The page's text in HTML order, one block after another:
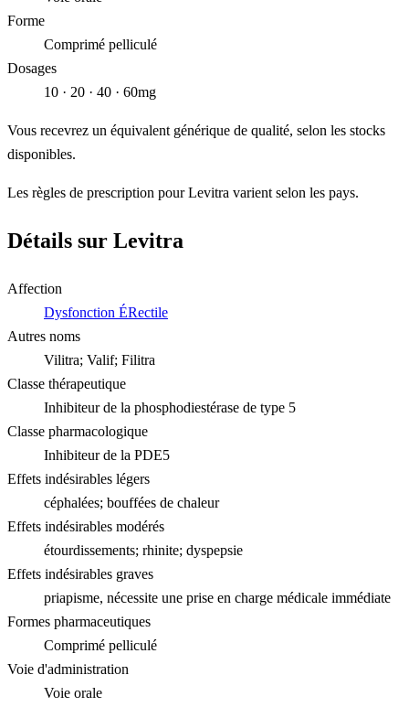
Forme
Comprimé pelliculé
Dosages
10 · 20 · 40 · 60mg
Vous recevrez un équivalent générique de qualité, selon les stocks
disponibles.
Les règles de prescription pour Levitra varient selon les pays.
Détails sur Levitra
Affection
Dysfonction ÉRectile
Autres noms
Vilitra; Valif; Filitra
Classe thérapeutique
Inhibiteur de la phosphodiestérase de type 5
Classe pharmacologique
Inhibiteur de la PDE5
Effets indésirables légers
céphalées; bouffées de chaleur
Effets indésirables modérés
étourdissements; rhinite; dyspepsie
Effets indésirables graves
priapisme, nécessite une prise en charge médicale immédiate
Formes pharmaceutiques
Comprimé pelliculé
Voie d'administration
Voie orale